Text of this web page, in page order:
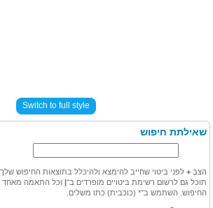
Switch to full style
שאילתת חיפוש
הצב + לפני ביטוי שחייב להימצא ולהיכלל בתוצאות החיפוש
תוכל גם לרשום רשימת ביטויים מופרדים ב־ וכל התאמה מאחד
החיפוש. השתמש ב־* (כוכבית) כתו משלים.